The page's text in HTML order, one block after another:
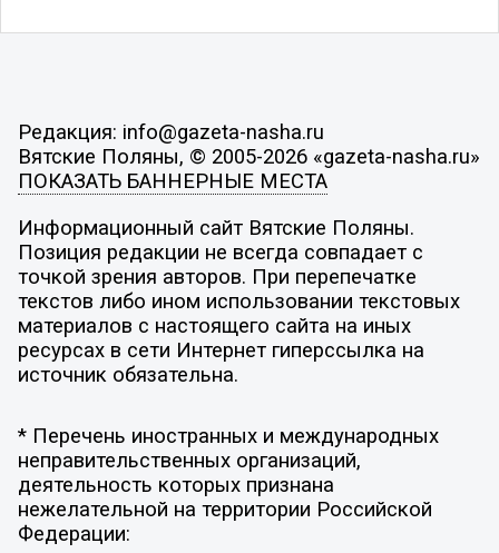
Редакция: info@gazeta-nasha.ru
Вятские Поляны, © 2005-2026 «gazeta-nasha.ru»
ПОКАЗАТЬ БАННЕРНЫЕ МЕСТА
Информационный сайт Вятские Поляны.
Позиция редакции не всегда совпадает с
точкой зрения авторов. При перепечатке
текстов либо ином использовании текстовых
материалов с настоящего сайта на иных
ресурсах в сети Интернет гиперссылка на
источник обязательна.
* Перечень иностранных и международных
неправительственных организаций,
деятельность которых признана
нежелательной на территории Российской
Федерации: